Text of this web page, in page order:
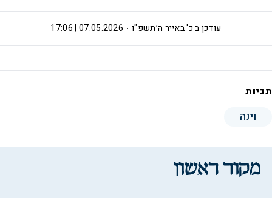
כ' באייר ה׳תשפ"ו 07.05.2026 | 17:06 עודכן ב
תגיות
וינה